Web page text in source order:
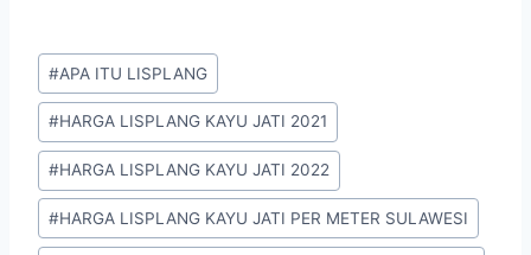
#APA ITU LISPLANG
#HARGA LISPLANG KAYU JATI 2021
#HARGA LISPLANG KAYU JATI 2022
#HARGA LISPLANG KAYU JATI PER METER SULAWESI